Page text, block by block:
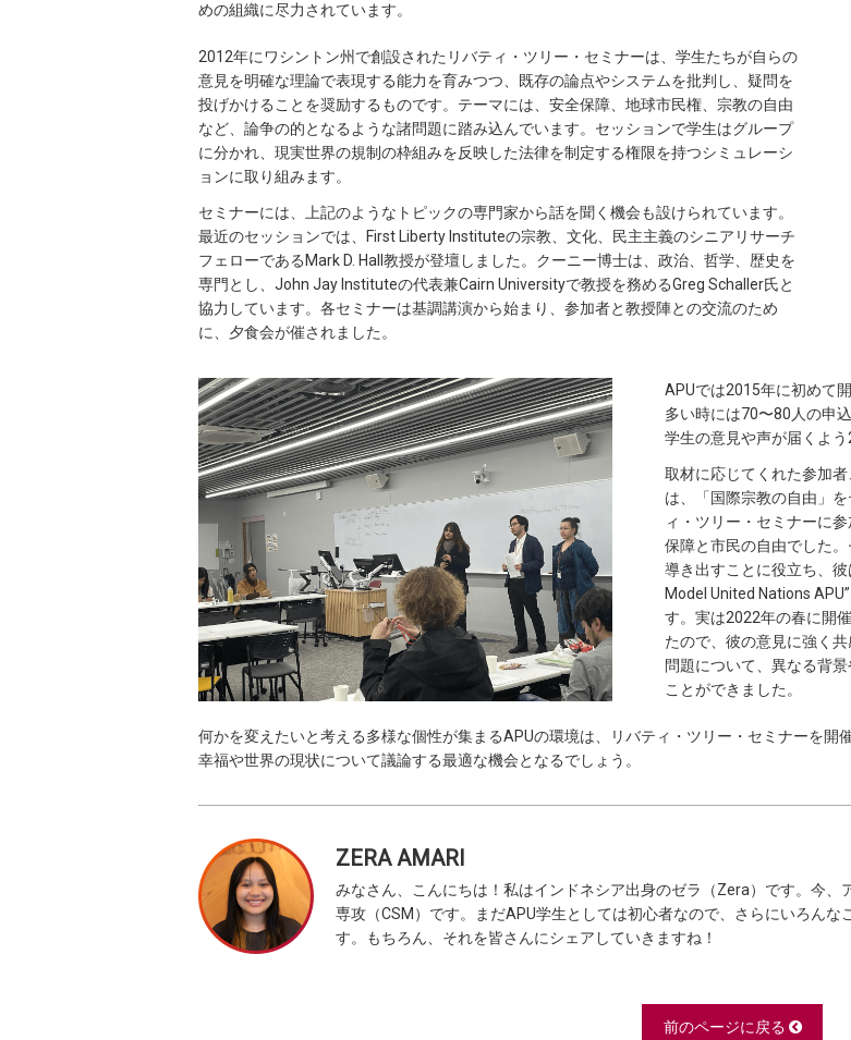
めの組織に尽力されています。
2012年にワシントン州で創設されたリバティ・ツリー・セミナーは、学生たちが自らの
意見を明確な理論で表現する能力を育みつつ、既存の論点やシステムを批判し、疑問を
投げかけることを奨励するものです。テーマには、安全保障、地球市民権、宗教の自由
など、論争の的となるような諸問題に踏み込んでいます。セッションで学生はグループ
に分かれ、現実世界の規制の枠組みを反映した法律を制定する権限を持つシミュレーシ
ョンに取り組みます。
セミナーには、上記のようなトピックの専門家から話を聞く機会も設けられています。
最近のセッションでは、First Liberty Instituteの宗教、文化、民主主義のシニアリサーチ
フェローであるMark D. Hall教授が登壇しました。クーニー博士は、政治、哲学、歴史を
専門とし、John Jay Instituteの代表兼Cairn Universityで教授を務めるGreg Schaller氏と
協力しています。各セミナーは基調講演から始まり、参加者と教授陣との交流のため
に、夕食会が催されました。
APUでは2015年に初めて
多い時には70〜80人の申
学生の意見や声が届くよ
取材に応じてくれた参加
は、「国際宗教の自由」
ィ・ツリー・セミナーに
保障と市民の自由でした
導き出すことに役立ち、
Model United Nations
す。実は2022年の春に開
たので、彼の意見に強く
問題について、異なる背
ことができました。
何かを変えたいと考える多様な個性が集まるAPUの環境は、リバティ・ツリー・セミナーを
幸福や世界の現状について議論する最適な機会となるでしょう。
ZERA AMARI
みなさん、こんにちは！私はインドネシア出身のゼラ（Zera）です。今
専攻（CSM）です。まだAPU学生としては初心者なので、さらにいろん
す。もちろん、それを皆さんにシェアしていきますね！
前のページに戻る